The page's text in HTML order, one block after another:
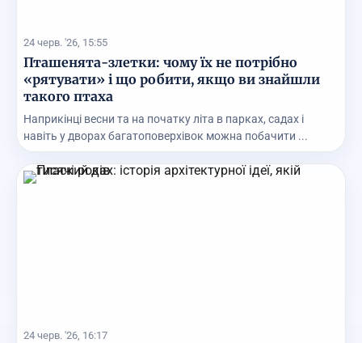
24 черв. '26, 15:55
Пташенята-злетки: чому їх не потрібно
«рятувати» і що робити, якщо ви знайшли
такого птаха
Наприкінці весни та на початку літа в парках, садах і
навіть у дворах багатоповерхівок можна побачити ...
24 черв. '26, 16:17